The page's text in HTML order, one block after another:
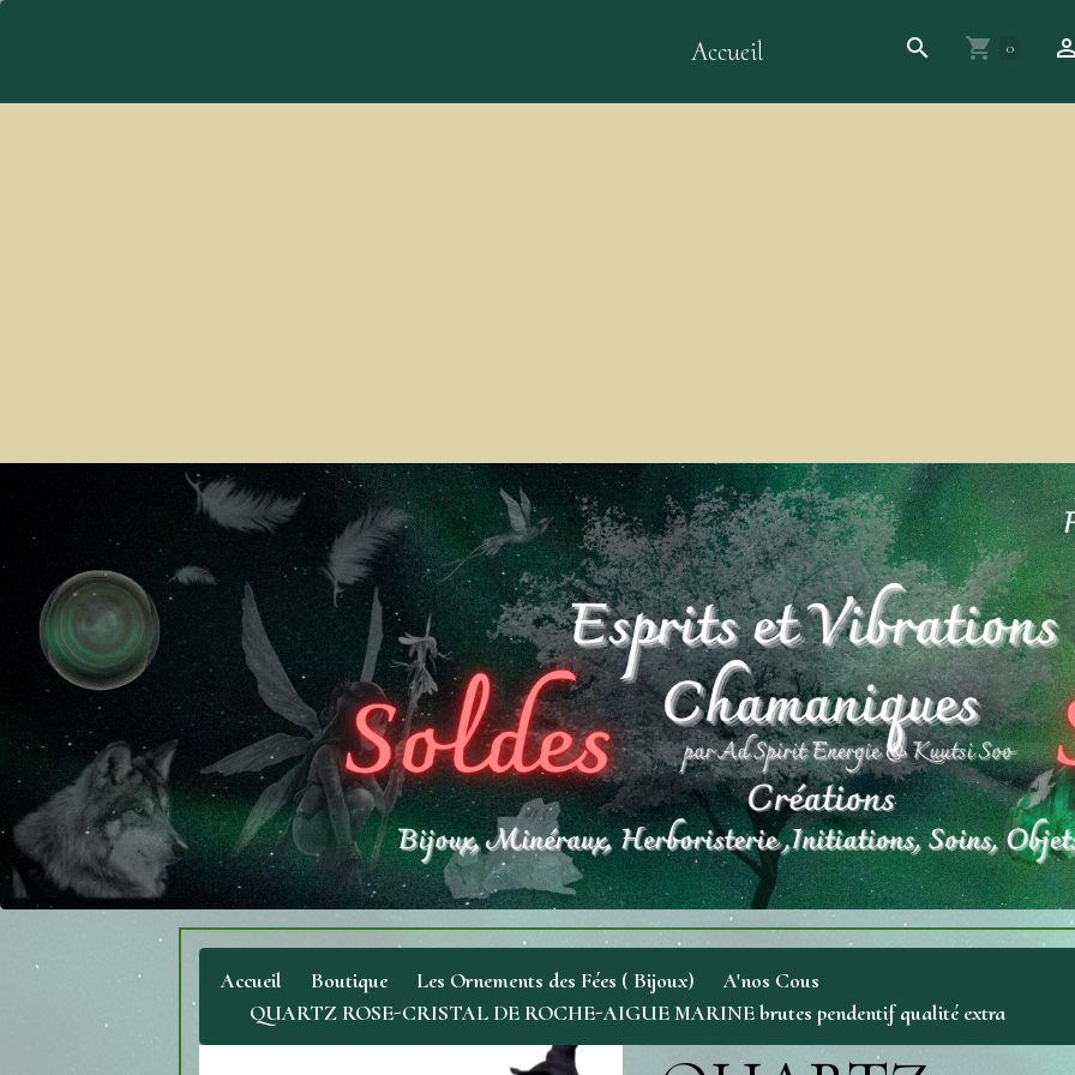
Accueil 0
Accueil Boutique Les Ornements des Fées ( Bijoux)
A'nos Cous
QUARTZ ROSE-CRISTAL DE ROCHE-AIGUE MARINE brutes pendentif qualité extra